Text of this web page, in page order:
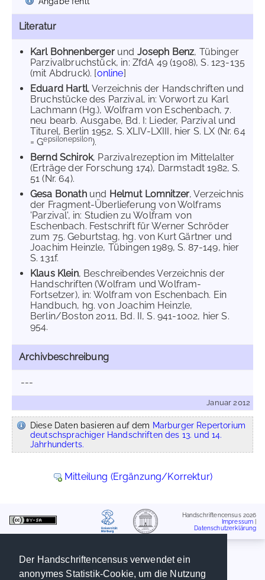
Der Handschriftencensus verwendet ein
anonymes Statistik-Cookie, um die Nutzung
Literatur
Karl Bohnenbergerund Joseph Benz, Tübinger
Parzivalbruchstück, in: ZfdA 49 (1908), S. 123-135
(mit Abdruck). [online]
Eduard Hartl, Verzeichnis der Handschriften und
Bruchstücke des Parzival, in: Vorwort zu Karl
Lachmann (Hg.), Wolfram von Eschenbach, 7.
neu bearb. Ausgabe, Bd. I: Lieder, Parzival und
Titurel, Berlin 1952, S. XLIV-LXIII, hier S. LX (Nr. 64
= Gepsilonepsilon).
Bernd Schirok, Parzivalrezeption im Mittelalter
(Erträge der Forschung 174), Darmstadt 1982, S.
51 (Nr. 64).
Gesa Bonathund Helmut Lomnitzer, Verzeichnis
der Fragment-Überlieferung von Wolframs
'Parzival', in: Studien zu Wolfram von
Eschenbach. Festschrift für Werner Schröder
zum 75. Geburtstag, hg. von Kurt Gärtner und
Joachim Heinzle, Tübingen 1989, S. 87-149, hier
S. 131f.
Klaus Klein, Beschreibendes Verzeichnis der
Handschriften (Wolfram und Wolfram-
Fortsetzer), in: Wolfram von Eschenbach. Ein
Handbuch, hg. von Joachim Heinzle,
Berlin/Boston 2011, Bd. II, S. 941-1002, hier S.
954.
Archivbeschreibung
---
Januar 2012
Diese Daten basieren auf dem Marburger Repertorium
deutschsprachiger Handschriften des 13. und 14.
Jahrhunderts.
Mitteilung (Ergänzung/Korrektur)
Handschriftencensus 2026
Impressum
Datenschutzerklärung